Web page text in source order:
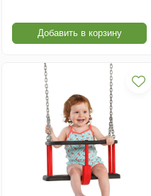
Добавить в корзину